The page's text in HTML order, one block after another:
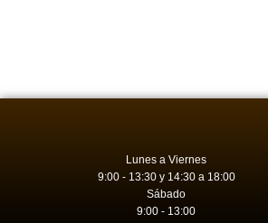
Lunes a Viernes
9:00 - 13:30 y 14:30 a 18:00
Sábado
9:00 - 13:00